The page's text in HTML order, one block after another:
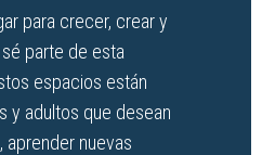
para crecer, crear y
parte de esta
espacios están
y adultos que desean
aprender nuevas